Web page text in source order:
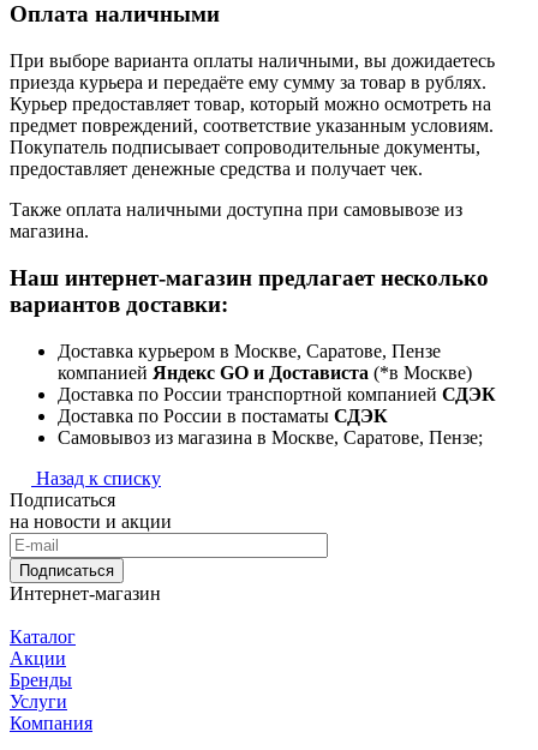
Оплата наличными
При выборе варианта оплаты наличными, вы дожидаетесь
приезда курьера и передаёте ему сумму за товар в рублях.
Курьер предоставляет товар, который можно осмотреть на
предмет повреждений, соответствие указанным условиям.
Покупатель подписывает сопроводительные документы,
предоставляет денежные средства и получает чек.
Также оплата наличными доступна при самовывозе из
магазина.
Наш интернет-магазин предлагает несколько
вариантов доставки:
Доставка курьером в Москве, Саратове, Пензе
компанией Яндекс GO и Достависта (*в Москве)
Доставка по России транспортной компанией СДЭК
Доставка по России в постаматы СДЭК
Самовывоз из магазина в Москве, Саратове, Пензе;
Назад к списку
Подписаться
на новости и акции
Подписаться
Интернет-магазин
Каталог
Акции
Бренды
Услуги
Компания